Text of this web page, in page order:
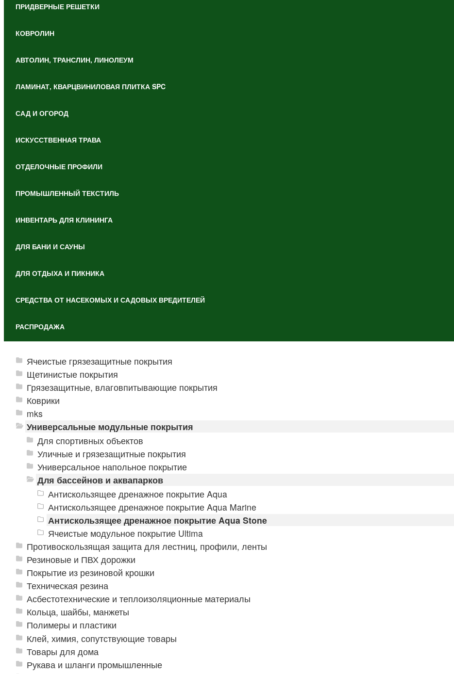
ПРИДВЕРНЫЕ РЕШЕТКИ
КОВРОЛИН
АВТОЛИН, ТРАНСЛИН, ЛИНОЛЕУМ
ЛАМИНАТ, КВАРЦВИНИЛОВАЯ ПЛИТКА SPC
САД И ОГОРОД
ИСКУССТВЕННАЯ ТРАВА
ОТДЕЛОЧНЫЕ ПРОФИЛИ
ПРОМЫШЛЕННЫЙ ТЕКСТИЛЬ
ИНВЕНТАРЬ ДЛЯ КЛИНИНГА
ДЛЯ БАНИ И САУНЫ
ДЛЯ ОТДЫХА И ПИКНИКА
СРЕДСТВА ОТ НАСЕКОМЫХ И САДОВЫХ ВРЕДИТЕЛЕЙ
РАСПРОДАЖА
Ячеистые грязезащитные покрытия
Щетинистые покрытия
Грязезащитные, влаговпитывающие покрытия
Коврики
mks
Универсальные модульные покрытия
Для спортивных объектов
Уличные и грязезащитные покрытия
Универсальное напольное покрытие
Для бассейнов и аквапарков
Антискользящее дренажное покрытие Aqua
Антискользящее дренажное покрытие Aqua Marine
Антискользящее дренажное покрытие Aqua Stone
Ячеистые модульное покрытие Ultima
Противоскользящая защита для лестниц, профили, ленты
Резиновые и ПВХ дорожки
Покрытие из резиновой крошки
Техническая резина
Асбестотехнические и теплоизоляционные материалы
Кольца, шайбы, манжеты
Полимеры и пластики
Клей, химия, сопутствующие товары
Товары для дома
Рукава и шланги промышленные